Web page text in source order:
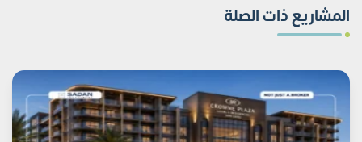
المشاريع ذات الصلة